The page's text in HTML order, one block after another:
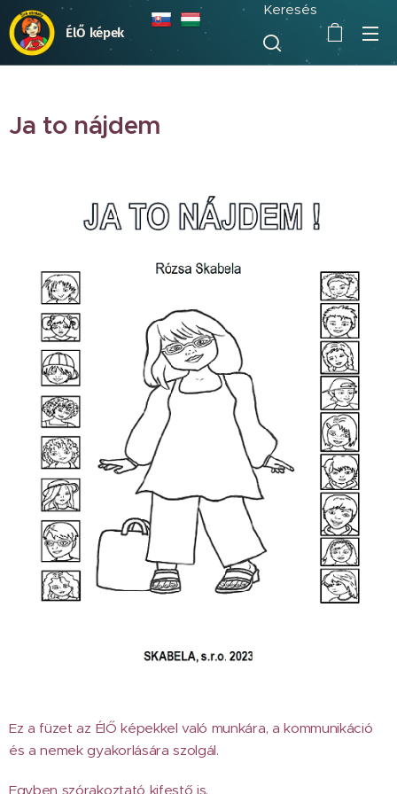
ÉlŐ képek
Keresés
Ja to nájdem
Ez a füzet az ÉlŐ képekkel való munkára, a kommunikáció
és a nemek gyakorlására szolgál.
Egyben szórakoztató kifestő is.